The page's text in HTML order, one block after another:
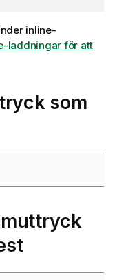
inline-
laddningar för att
som